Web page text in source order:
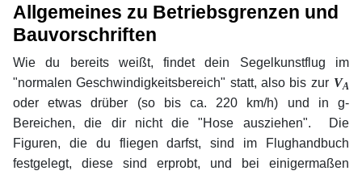
Allgemeines zu Betriebsgrenzen und
Bauvorschriften
Wie du bereits weißt, findet dein Segelkunstflug im
"normalen Geschwindigkeitsbereich" statt, also bis zur VA
oder etwas drüber (so bis ca. 220 km/h) und in g-
Bereichen, die dir nicht die "Hose ausziehen". Die
Figuren, die du fliegen darfst, sind im Flughandbuch
festgelegt, diese sind erprobt, und bei einigermaßen